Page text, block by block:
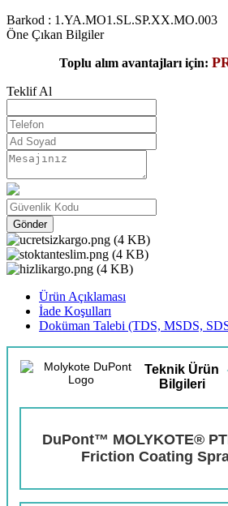
Barkod : 1.YA.MO1.SL.SP.XX.MO.003
Öne Çıkan Bilgiler
Toplu alım avantajları için:
Teklif Al
Gönder
Ürün Açıklaması
İade Koşulları
Doküman Talebi (TDS, MSDS,
Teknik Ürün
Bilgileri
DuPont™ MOLYKOTE®
Friction Coating